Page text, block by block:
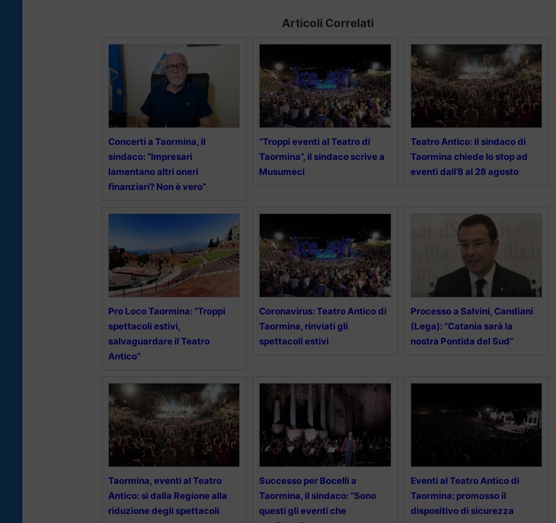
Articoli Correlati
Concerti a Taormina, il
sindaco: “Impresari
lamentano altri oneri
finanziari? Non è vero”
“Troppi eventi al Teatro di
Taormina”, il sindaco scrive a
Musumeci
Teatro Antico: il sindaco di
Taormina chiede lo stop ad
eventi dall’8 al 28 agosto
Pro Loco Taormina: “Troppi
spettacoli estivi,
salvaguardare il Teatro
Antico”
Coronavirus: Teatro Antico di
Taormina, rinviati gli
spettacoli estivi
Processo a Salvini, Candiani
(Lega): “Catania sarà la
nostra Pontida del Sud”
Taormina, eventi al Teatro
Antico: sì dalla Regione alla
riduzione degli spettacoli
Successo per Bocelli a
Taormina, il sindaco: “Sono
questi gli eventi che
Eventi al Teatro Antico di
Taormina: promosso il
dispositivo di sicurezza